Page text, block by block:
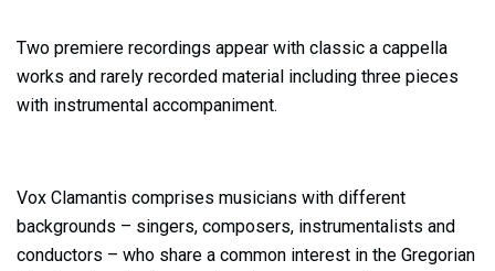
Two premiere recordings appear with classic a cappella
works and rarely recorded material including three pieces
with instrumental accompaniment.
Vox Clamantis comprises musicians with different
backgrounds – singers, composers, instrumentalists and
conductors – who share a common interest in the Gregorian